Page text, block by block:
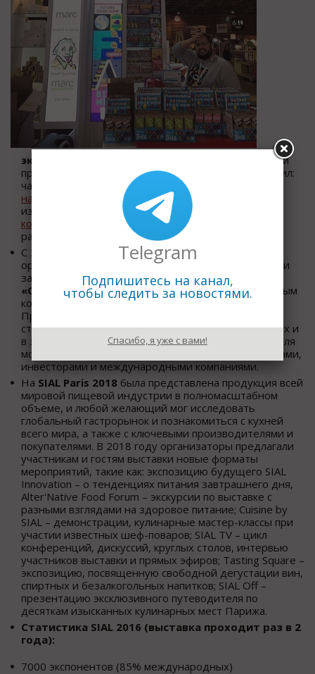
экспорта из Москвы
в данных сегментах пищевой
промышленности за 1 полугодие 2018 года составил:
чай - 9,9 млн. долларов; вода и безалкогольные
напитки
– 9,9 млн. долларов; мучные кондитерские
изделия,
, шоколадные изделия, сахаристые
кондитерские изделия
73,1 млн. долларов;
растительные
– 36,4 млн. долларов.
С 2016 года в столице действует программа по
организации коллективных стендов на российских и
зарубежных выставках под общим брендом
«Сделано в Москве», которая открывает столичным
компаниям доступ на международные рынки.
Правительство Москвы финансирует 100% затрат
столичных производителей на участие в российских и
в зарубежных мероприятиях, а также организует для
московских компаний деловые встречи с закупщиками,
инвесторами и международными компаниями.
На SIAL Paris 2018 была представлена продукция всей
мировой пищевой индустрии в полномасштабном
объеме, и любой желающий мог исследовать
глобальный гастрорынок и познакомиться с кухней
всего мира, а также с ключевыми производителями и
покупателями. В 2018 году организаторы предлагали
участникам и гостям выставки новые форматы
мероприятий, такие как: экспозицию будущего SIAL
Innovation – о тенденциях питания завтрашнего дня,
Alter'Native Food Forum – экскурсии по выставке с
разными взглядами на здоровое питание; Cuisine by
SIAL – демонстрации, кулинарные мастер-классы при
участии известных шеф-поваров; SIAL TV – цикл
конференций, дискуссий, круглых столов, интервью
участников выставки и прямых эфиров; Tasting Square –
экспозицию, посвященную свободной дегустации вин,
спиртных и безалкогольных напитков; SIAL Off –
презентацию эксклюзивного путеводителя по
десяткам изысканных кулинарных мест Парижа.
Cтатистика SIAL 2016 (выставка проходит раз в 2
года):
7000 экспонентов (85% международных)
Telegram
Подпишитесь на канал,
чтобы следить за новостями.
Спасибо, я уже с вами!